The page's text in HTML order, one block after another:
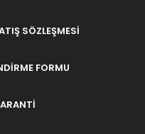
SÖZLEŞMESI
FORMU